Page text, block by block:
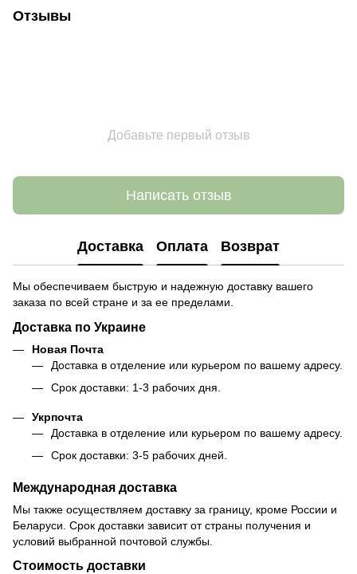
Отзывы
Добавьте первый отзыв
Написать отзыв
Доставка Оплата Возврат
Мы обеспечиваем быструю и надежную доставку вашего
заказа по всей стране и за ее пределами.
Доставка по Украине
Новая Почта
Доставка в отделение или курьером по вашему адресу.
Срок доставки: 1-3 рабочих дня.
Укрпочта
Доставка в отделение или курьером по вашему адресу.
Срок доставки: 3-5 рабочих дней.
Международная доставка
Мы также осуществляем доставку за границу, кроме России и
Беларуси. Срок доставки зависит от страны получения и
условий выбранной почтовой службы.
Стоимость доставки